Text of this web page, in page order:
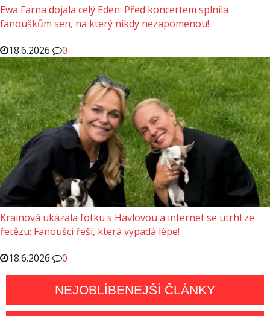
Ewa Farna dojala celý Eden: Před koncertem splnila
fanouškům sen, na který nikdy nezapomenou!
18.6.2026
0
Krainová ukázala fotku s Havlovou a internet se utrhl ze
řetězu: Fanoušci řeší, která vypadá lépe!
18.6.2026
0
NEJOBLÍBENEJŠÍ ČLÁNKY